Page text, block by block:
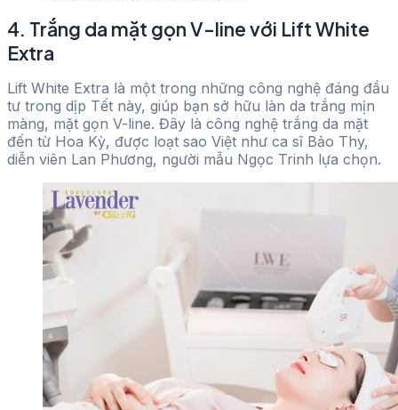
4. Trắng da mặt gọn V-line với Lift White
Extra
Lift White Extra là một trong những công nghệ đáng đầu
tư trong dịp Tết này, giúp bạn sở hữu làn da trắng mịn
màng, mặt gọn V-line. Đây là công nghệ trắng da mặt
đến từ Hoa Kỳ, được loạt sao Việt như ca sĩ Bảo Thy,
diễn viên Lan Phương, người mẫu Ngọc Trinh lựa chọn.